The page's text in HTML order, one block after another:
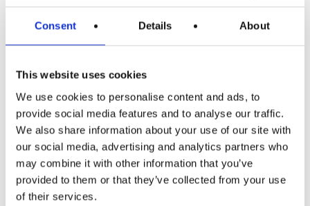
Consent Details About
This website uses cookies
We use cookies to personalise content and ads, to
provide social media features and to analyse our traffic.
We also share information about your use of our site with
our social media, advertising and analytics partners who
may combine it with other information that you’ve
provided to them or that they’ve collected from your use
of their services.
Podcasten udfordrer konventionel tænkning og giver dig
nye vinkler på klassiske ledelsesudfordringer som
inspiration til at se muligheder, hvor andre ser
begrænsninger.
7. Motiverende og inspirerende indhold
Lytterne oplever podcastens indhold som engagerende
og opløftende. Det handler ikke kun om teori, men også
om praksis og historier, der motiverer dig til at tage nye